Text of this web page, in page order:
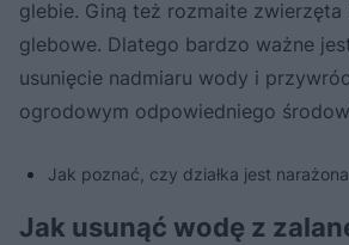
glebie. Giną też rozmaite
glebowe. Dlatego bardzo ważne
usunięcie nadmiaru wody i
ogrodowym odpowiedniego
Jak poznać, czy działka jest
Jak usunąć wodę z